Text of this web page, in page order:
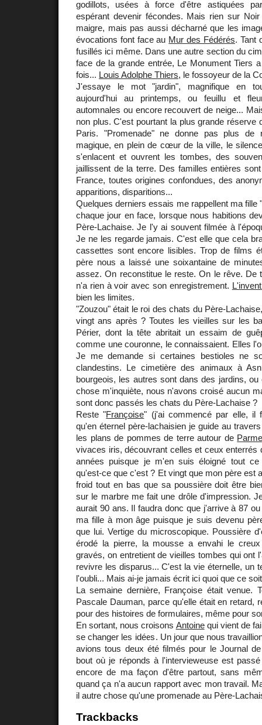
godillots, usées à force d'être astiquées
espérant devenir fécondes. Mais rien sur
maigre, mais pas aussi décharné que les
évocations font face au Mur des Fédérés. Tant
fusillés ici même. Dans une autre section du
face de la grande entrée, Le Monument Tiers
fois... Louis Adolphe Thiers, le fossoyeur de la
J'essaye le mot "jardin", magnifique en
aujourd'hui au printemps, ou feuillu et
automnales ou encore recouvert de neige...
non plus. C'est pourtant la plus grande réserve
Paris. "Promenade" ne donne pas plus de
magique, en plein de cœur de la ville, le
s'enlacent et ouvrent les tombes, des
jaillissent de la terre. Des familles entières
France, toutes origines confondues, des
apparitions, disparitions...
Quelques derniers essais me rappellent ma fille
chaque jour en face, lorsque nous habitions
Père-Lachaise. Je l'y ai souvent filmée à
Je ne les regarde jamais. C'est elle que cela
cassettes sont encore lisibles. Trop de films
père nous a laissé une soixantaine de
assez. On reconstitue le reste. On le rêve. De
n'a rien à voir avec son enregistrement.
bien les limites.
"Zouzou" était le roi des chats du Père-
vingt ans après ? Toutes les vieilles sur les
Périer, dont la tête abritait un essaim de
comme une couronne, le connaissaient. Elles
Je me demande si certaines bestioles ne
clandestins. Le cimetière des animaux à
bourgeois, les autres sont dans des jardins,
chose m'inquiète, nous n'avons croisé aucun
sont donc passés les chats du Père-Lachaise ?
Reste "Françoise" (j'ai commencé par elle, il
qu'en éternel père-lachaisien je guide au
les plans de pommes de terre autour de
vivaces iris, découvrant celles et ceux enterrés
années puisque je m'en suis éloigné tout
qu'est-ce que c'est ? Et vingt que mon père est
froid tout en bas que sa poussière doit être
sur le marbre me fait une drôle d'impression.
aurait 90 ans. Il faudra donc que j'arrive à 87
ma fille à mon âge puisque je suis devenu
que lui. Vertige du microscopique. Poussière
érodé la pierre, la mousse a envahi le
gravés, on entretient de vieilles tombes qui ont
revivre les disparus... C'est la vie éternelle, un
l'oubli... Mais ai-je jamais écrit ici quoi que ce
La semaine dernière, Françoise était venue.
Pascale Dauman, parce qu'elle était en retard,
pour des histoires de formulaires, même pour
En sortant, nous croisons Antoinequi vient de
se changer les idées. Un jour que nous
avions tous deux été filmés pour le Journal
bout où je réponds à l'intervieweuse est
encore de ma façon d'être partout, sans
quand ça n'a aucun rapport avec mon travail.
il autre chose qu'une promenade au Père-
Trackbacks